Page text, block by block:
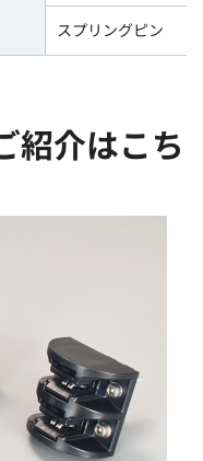
スプリングピン
紹介はこち